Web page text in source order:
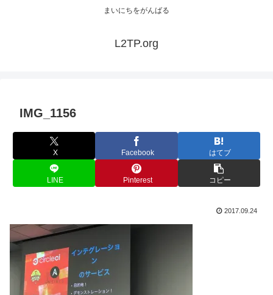
まいにちをがんばる
L2TP.org
IMG_1156
X Facebook はてブ
LINE Pinterest コピー
2017.09.24